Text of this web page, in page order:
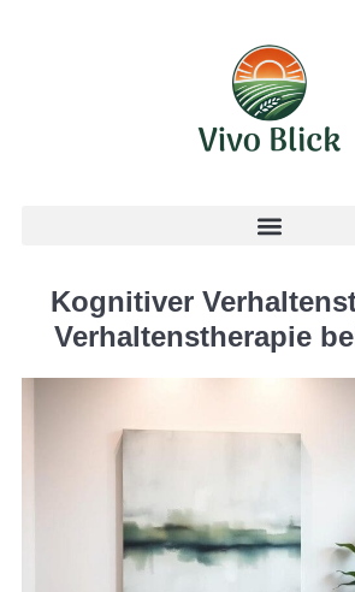
Kognitiver
Verhaltenstherapie